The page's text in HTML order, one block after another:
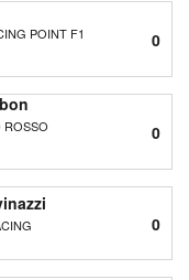
POINT F1
0
ROSSO
0
0